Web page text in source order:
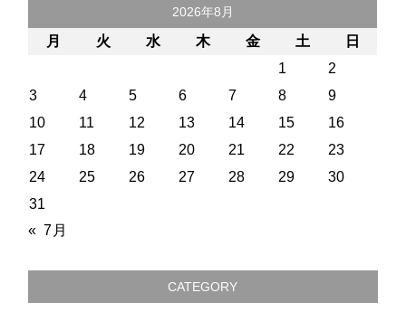
2026年8月
月 火 水 木 金 土
日
1
2
3
4 5 6 7 8
9
10
11 12 13 14 15
16
17
18 19 20 21 22
23
24
25 26 27 28 29
30
31
« 7月
CATEGORY